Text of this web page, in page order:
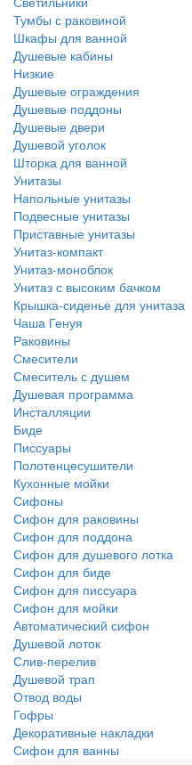
Тумбы с раковиной
Шкафы для ванной
Душевые кабины
Низкие
Душевые ограждения
Душевые поддоны
Душевые двери
Душевой уголок
Шторка для ванной
Унитазы
Напольные унитазы
Подвесные унитазы
Приставные унитазы
Унитаз-компакт
Унитаз-моноблок
Унитаз с высоким бачком
Крышка-сиденье для унитаза
Чаша Генуя
Раковины
Смесители
Смеситель с душем
Душевая программа
Инсталляции
Биде
Писсуары
Полотенцесушители
Кухонные мойки
Сифоны
Сифон для раковины
Сифон для поддона
Сифон для душевого лотка
Сифон для биде
Сифон для писсуара
Сифон для мойки
Автоматический сифон
Душевой лоток
Слив-перелив
Душевой трап
Отвод воды
Гофры
Декоративные накладки
Сифон для ванны